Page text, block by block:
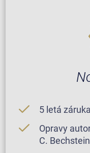
5 letá
Opravy
C. Bechstein